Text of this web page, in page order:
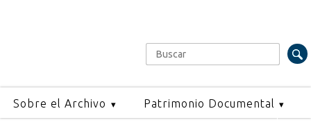
Formulario de búsqueda
Buscar
Sobre el Archivo Patrimonio Documental